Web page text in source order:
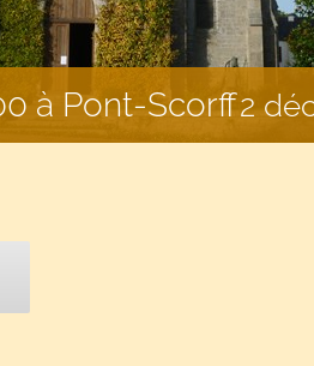
à Pont-Scorff2